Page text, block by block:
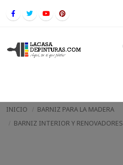
INICIO
BARNIZ PARA LA MADERA
BARNIZ INTERIOR Y RENOVADORES